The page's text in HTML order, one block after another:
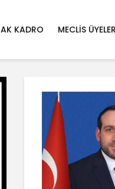
AK KADRO MECLIS